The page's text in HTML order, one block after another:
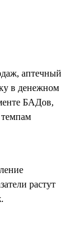
аптечный
в денежном
БАДов,
растут